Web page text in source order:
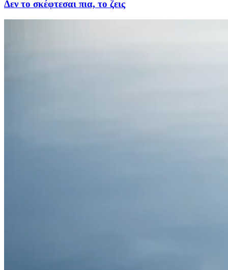
Δεν το σκέφτεσαι πια, το ζεις